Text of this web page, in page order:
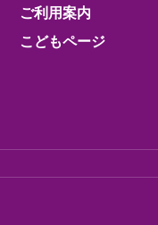
ご利用案内
こどもページ